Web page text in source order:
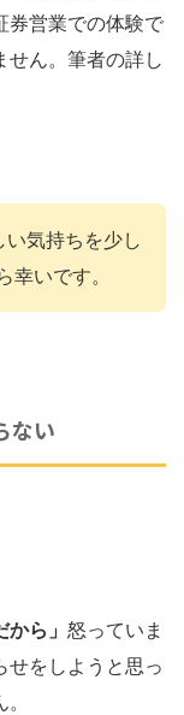
券営業での体験で
せん。筆者の詳し
気持ちを少し
幸いです。
ない
から」 怒っていま
せをしようと思っ